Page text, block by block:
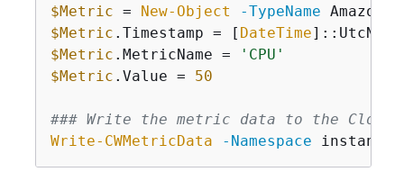
$Metric = New-Object
-TypeName
$Metric .Timestamp = [ DateTime
$Metric .MetricName =
'CPU'
$Metric .Value = 50
### Write the metric data to the
Write-CWMetricData
-Namespace